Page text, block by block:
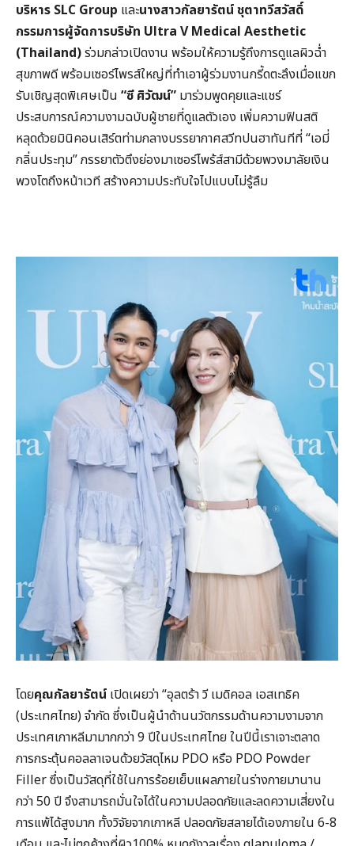
บริหาร SLC Group และนางสาวกัลยารัตน์ ชุตาทวีสวัสดิ์
กรรมการผู้จัดการบริษัท Ultra V Medical Aesthetic
(Thailand)ร่วมกล่าวเปิดงาน พร้อมให้ความรู้ถึงการดูแลผิวฉ่ำ
สุขภาพดี พร้อมเซอร์ไพรส์ใหญ่ที่ทำเอาผู้ร่วมงานกรี้ดตะลึงเมื่อแขก
รับเชิญสุดพิเศษเป็น “ซี ศิวัฒน์” มาร่วมพูดคุยและแชร์
ประสบการณ์ความงามฉบับผู้ชายที่ดูแลตัวเอง เพิ่มความฟินสติ
หลุดด้วยมินิคอนเสิร์ตท่ามกลางบรรยากาศสวีทปนฮาทันทีที่ “เอมี่
กลิ่นประทุม” ภรรยาตัวตึงย่องมาเซอร์ไพร้ส์สามีด้วยพวงมาลัยเงิน
พวงโตถึงหน้าเวที สร้างความประทับใจไปแบบไม่รู้ลืม
โดยคุณกัลยารัตน์ เปิดเผยว่า “อุลตร้า วี เมดิคอล เอสเทธิค
(ประเทศไทย) จำกัด ซึ่งเป็นผู้นำด้านนวัตกรรมด้านความงามจาก
ประเทศเกาหลีมามากกว่า 9 ปีในประเทศไทย ในปีนี้เราเจาะตลาด
การกระตุ้นคอลลาเจนด้วยวัสดุไหม PDO หรือ PDO Powder
Filler ซึ่งเป็นวัสดุที่ใช้ในการร้อยเย็บแผลภายในร่างกายมานาน
กว่า 50 ปี จึงสามารถมั่นใจได้ในความปลอดภัยและลดความเสี่ยงใน
การแพ้ได้สูงมาก ทั้งวิจัยจากเกาหลี ปลอดภัยสลายได้เองภายใน 6-8